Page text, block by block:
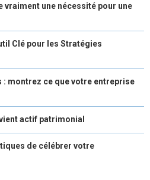
vraiment une nécessité pour une
Clé pour les Stratégies
: montrez ce que votre entreprise
actif patrimonial
de célébrer votre